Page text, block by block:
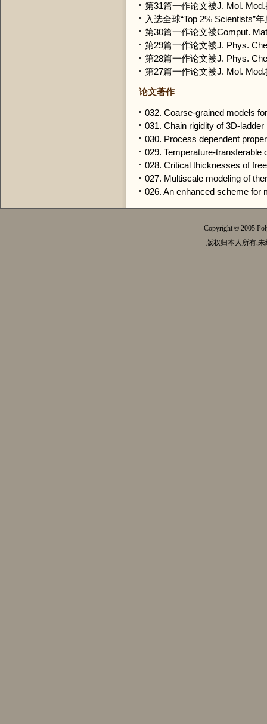
第31篇一作论文被J. Mol.
入选全球“Top 2% Scientists”
第30篇一作论文被Comput.
第29篇一作论文被J. Phys.
第28篇一作论文被J. Phys.
第27篇一作论文被J. Mol.
论文著作
032. Coarse-grained models
031. Chain rigidity of 3D-
030. Process dependent
029. Temperature-
028. Critical thicknesses of
027. Multiscale modeling of
026. An enhanced scheme for
Copyright© 2005
版权归本人所有,